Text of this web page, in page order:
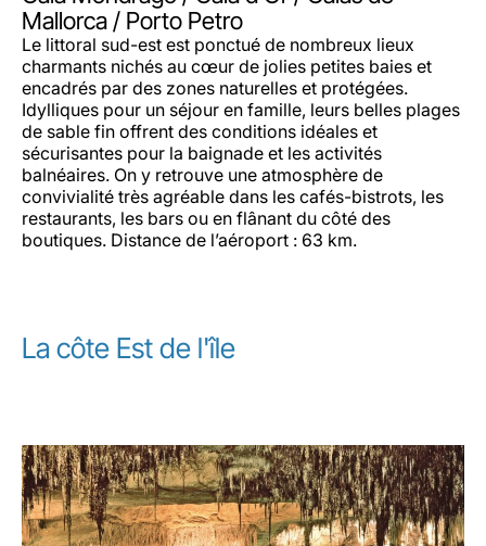
Mallorca / Porto Petro
Le littoral sud-est est ponctué de nombreux lieux
charmants nichés au cœur de jolies petites baies et
encadrés par des zones naturelles et protégées.
Idylliques pour un séjour en famille, leurs belles plages
de sable fin offrent des conditions idéales et
sécurisantes pour la baignade et les activités
balnéaires. On y retrouve une atmosphère de
convivialité très agréable dans les cafés-bistrots, les
restaurants, les bars ou en flânant du côté des
boutiques. Distance de l’aéroport : 63 km.
La côte Est de l'île